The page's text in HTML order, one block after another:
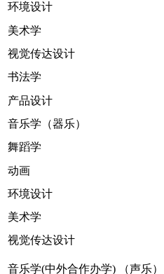
环境设计
美术学
视觉传达设计
书法学
产品设计
音乐学（器乐）
舞蹈学
动画
环境设计
美术学
视觉传达设计
音乐学(中外合作办学) （声乐）